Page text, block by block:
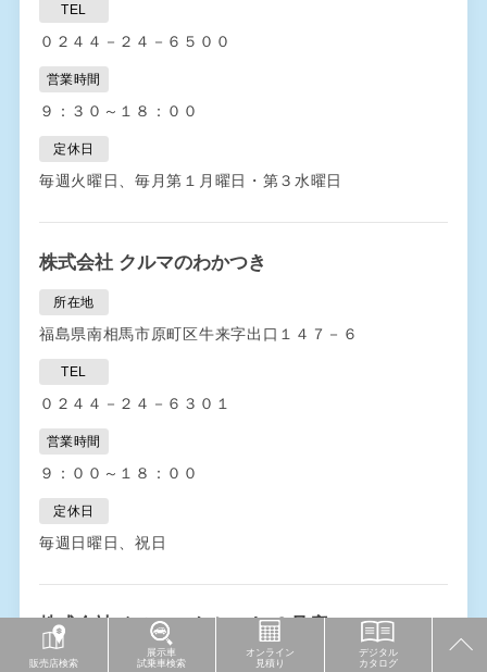
TEL
０２４４－２４－６５００
営業時間
９：３０～１８：００
定休日
毎週火曜日、毎月第１月曜日・第３水曜日
株式会社 クルマのわかつき
所在地
福島県南相馬市原町区牛来字出口１４７－６
TEL
０２４４－２４－６３０１
営業時間
９：００～１８：００
定休日
毎週日曜日、祝日
株式会社 クルマのわかつき ６号店
所在地
販売店検索
展示車
試乗車検索
オンライン
見積り
デジタル
カタログ